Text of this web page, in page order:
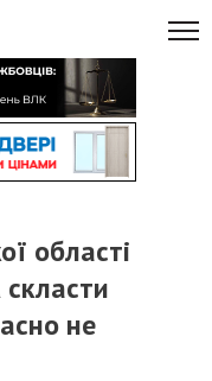
області
не